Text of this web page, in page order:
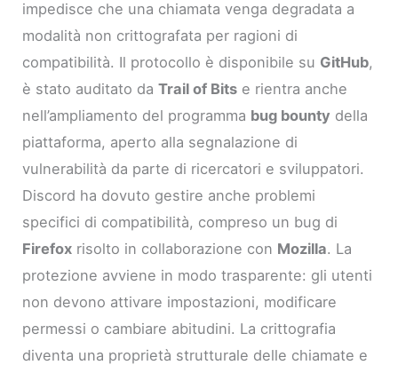
impedisce che una chiamata venga degradata a
modalità non crittografata per ragioni di
compatibilità. Il protocollo è disponibile su GitHub,
è stato auditato daTrail of Bits e rientra anche
nell’ampliamento del programma bug bounty della
piattaforma, aperto alla segnalazione di
vulnerabilità da parte di ricercatori e sviluppatori.
Discord ha dovuto gestire anche problemi
specifici di compatibilità, compreso un bug di
Firefox risolto in collaborazione con Mozilla. La
protezione avviene in modo trasparente: gli utenti
non devono attivare impostazioni, modificare
permessi o cambiare abitudini. La crittografia
diventa una proprietà strutturale delle chiamate e